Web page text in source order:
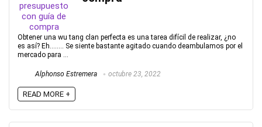
Obtener una wu tang clan perfecta es una tarea difícil de realizar, ¿no
es así? Eh…….. Se siente bastante agitado cuando deambulamos por el
mercado para ...
Alphonso Estremera octubre 23, 2022
READ MORE +